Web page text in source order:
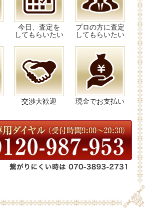
今日、査定を
してもらいたい
プロの方に査定
してもらいたい
交渉大歓迎 現金でお支払い